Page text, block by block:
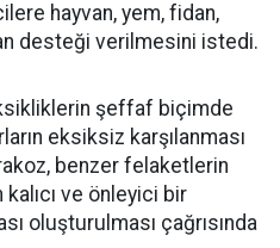
hayvan, yem, fidan,
desteği verilmesini istedi.
şeffaf biçimde
eksiksiz karşılanması
benzer felaketlerin
ve önleyici bir
oluşturulması çağrısında